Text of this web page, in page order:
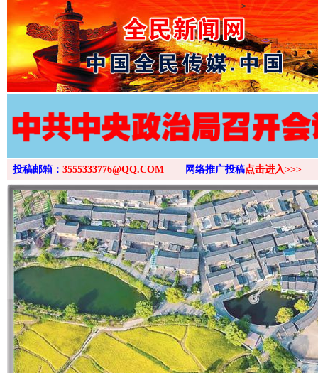
>
投稿邮箱： 3555333776@QQ.COM 网络推广投稿点击进入>>>